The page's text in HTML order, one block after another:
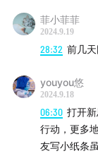
菲小菲菲
2024.9.19
28:32 前几
youyou悠
2024.9.18
06:30 打开
行动，更多
友写小纸条